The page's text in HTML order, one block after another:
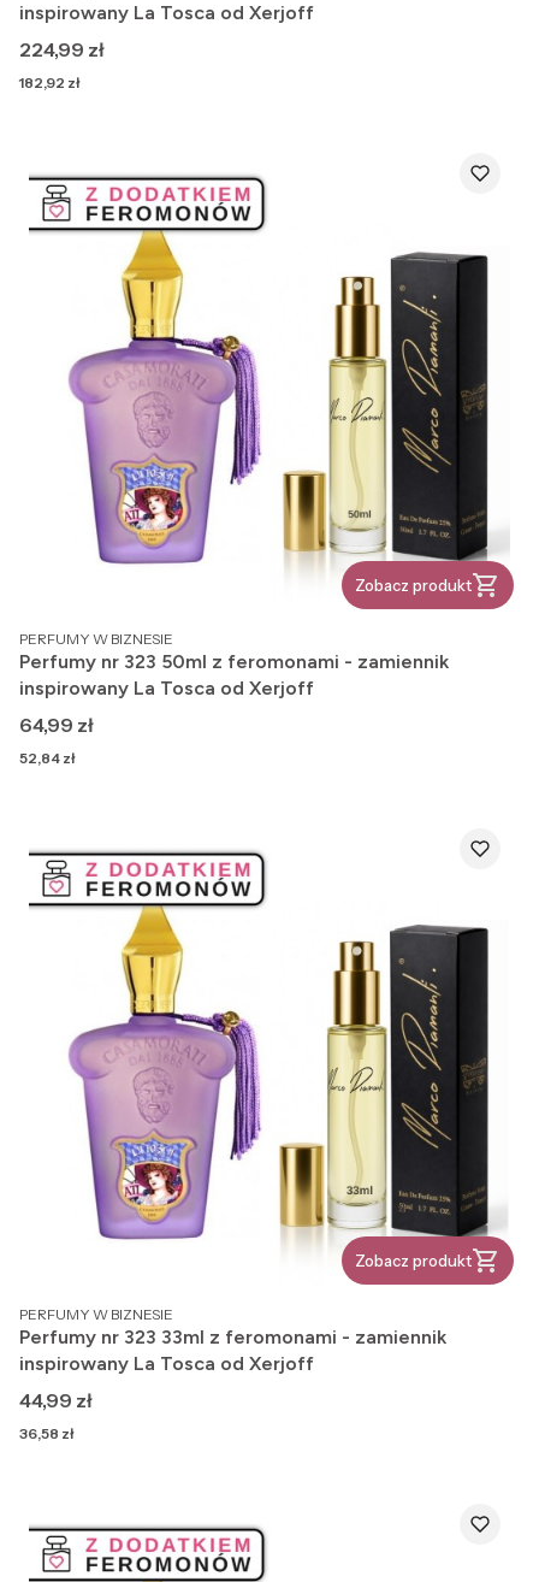
inspirowany La Tosca od Xerjoff
Cena
224,99 zł
Cena
182,92 zł
Zobacz produkt
PRODUCENT
PERFUMY W BIZNESIE
Perfumy nr 323 50ml z feromonami - zamiennik
inspirowany La Tosca od Xerjoff
Cena
64,99 zł
Cena
52,84 zł
Zobacz produkt
PRODUCENT
PERFUMY W BIZNESIE
Perfumy nr 323 33ml z feromonami - zamiennik
inspirowany La Tosca od Xerjoff
Cena
44,99 zł
Cena
36,58 zł